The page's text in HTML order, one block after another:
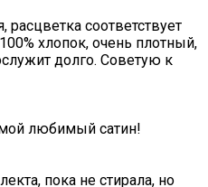
соответствует
хлопок, очень плотный,
долго. Советую к
любимый сатин!
пока не стирала, но